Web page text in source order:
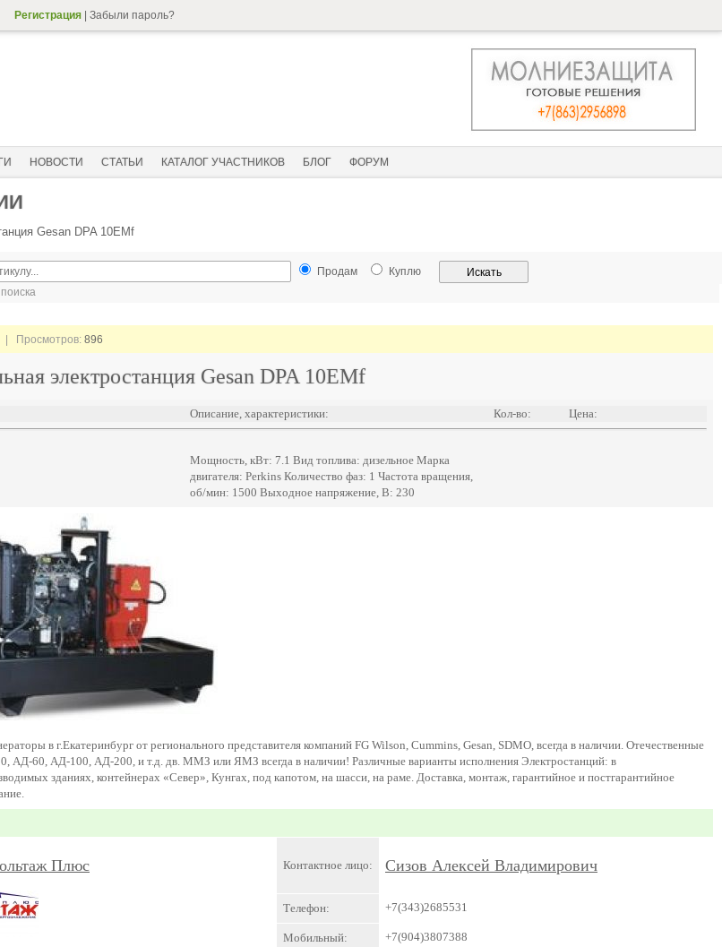
Регистрация Забыли пароль?
НОВОСТИ СТАТЬИ КАТАЛОГ УЧАСТНИКОВ БЛОГ ФОРУМ
Gesan DPA 10EMf
Продам
Куплю
| Просмотров: 896
электростанция Gesan DPA 10EMf
Описание, характеристики: Кол-во: Цена:
Мощность, кВт: 7.1 Вид топлива: дизельное Марка
двигателя: Perkins Количество фаз: 1 Частота вращения,
об/мин: 1500 Выходное напряжение, В: 230
в г.Екатеринбург от регионального представителя компаний FG Wilson, Cummins, Gesan, SDMO, всегда в наличии. Отечественные
АД-60, АД-100, АД-200, и т.д. дв. ММЗ или ЯМЗ всегда в наличии! Различные варианты исполнения Электростанций: в
зданиях, контейнерах «Север», Кунгах, под капотом, на шасси, на раме. Доставка, монтаж, гарантийное и постгарантийное
Плюс Контактное лицо: Сизов Алексей Владимирович
Телефон: +7(343)2685531
Мобильный: +7(904)3807388